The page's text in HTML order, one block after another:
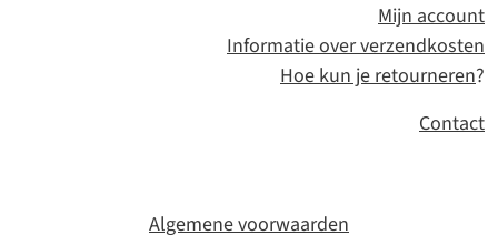
Mijn account
Informatie over verzendkosten
Hoe kun je retourneren?
Contact
Algemene voorwaarden